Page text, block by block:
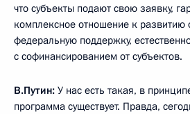
что субъекты подают свою заявку,
комплексное отношение к развитию
федеральную поддержку,
с софинансированием от субъектов.
В.Путин: У нас есть такая, в
программа существует. Правда,